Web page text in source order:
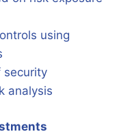
using
security
analysis